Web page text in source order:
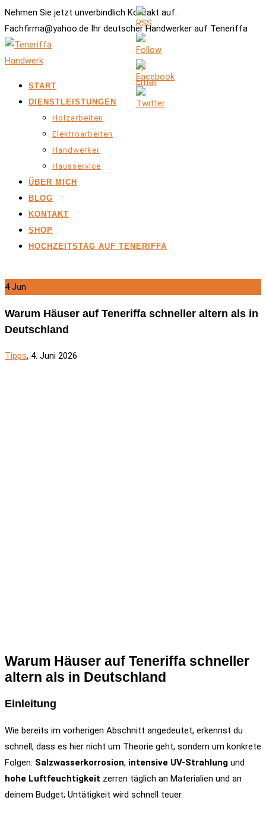
Nehmen Sie jetzt unverbindlich Kontakt auf.
Fachfirma@yahoo.de Ihr deutscher Handwerker auf Teneriffa
START
DIENSTLEISTUNGEN
Holzarbeiten
Elektroarbeiten
Handwerker
Hausservice
ÜBER MICH
BLOG
KONTAKT
SHOP
HOCHZEITSTAG AUF TENERIFFA
4 Jun
Warum Häuser auf Teneriffa schneller altern als in
Deutschland
Tipps, 4. Juni 2026
Warum Häuser auf Teneriffa schneller
altern als in Deutschland
Einleitung
Wie bereits im vorherigen Abschnitt angedeutet, erkennst du
schnell, dass es hier nicht um Theorie geht, sondern um konkrete
Folgen: Salzwasserkorrosion, intensive UV-Strahlung und
hohe Luftfeuchtigkeit zerren täglich an Materialien und an
deinem Budget; Untätigkeit wird schnell teuer.